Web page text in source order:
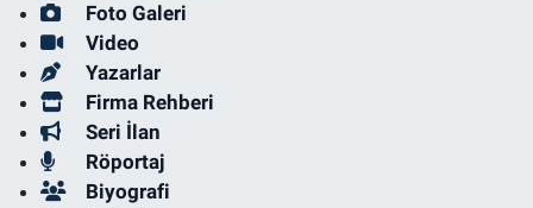
Foto Galeri
Video
Yazarlar
Firma Rehberi
Seri İlan
Röportaj
Biyografi